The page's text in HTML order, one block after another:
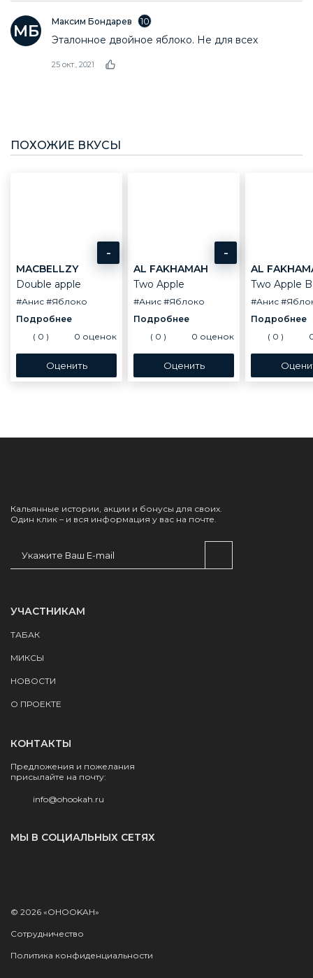
Максим Бондарев 10
Эталонное двойное яблоко. Не для всех
25 окт., 2021
ПОХОЖИЕ ВКУСЫ
-
MACBELLZY
Double apple
#Анис #Яблоко
( 0 ) 0 оценок
-
AL FAKHAMAH
Two Apple
#Анис #Яблоко
( 0 ) 0 оценок
AL
Two Apple
#Анис
( 0 )
Кальянные истории, акции и бонусы для своих.
Один клик – и вся информация у вас на почте.
УЧАСТНИКАМ
ТАБАК
МИКСЫ
НОВОСТИ
О ПРОЕКТЕ
КОНТАКТЫ
Предложения и пожелания
присылайте на почту:
info@ohookah.ru
МЫ В СОЦИАЛЬНЫХ СЕТЯХ
© 2026 «OHOOKAH»
Сотрудничество
Политика конфиденциальности